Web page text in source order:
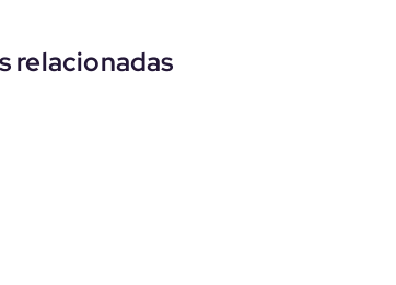
relacionadas